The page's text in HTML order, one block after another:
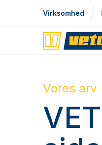
Virksomhed
Vores arv